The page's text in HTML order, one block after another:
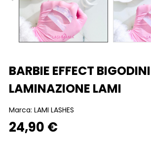
BARBIE EFFECT BIGODINI
LAMINAZIONE LAMI
Marca: LAMI LASHES
24,90 €